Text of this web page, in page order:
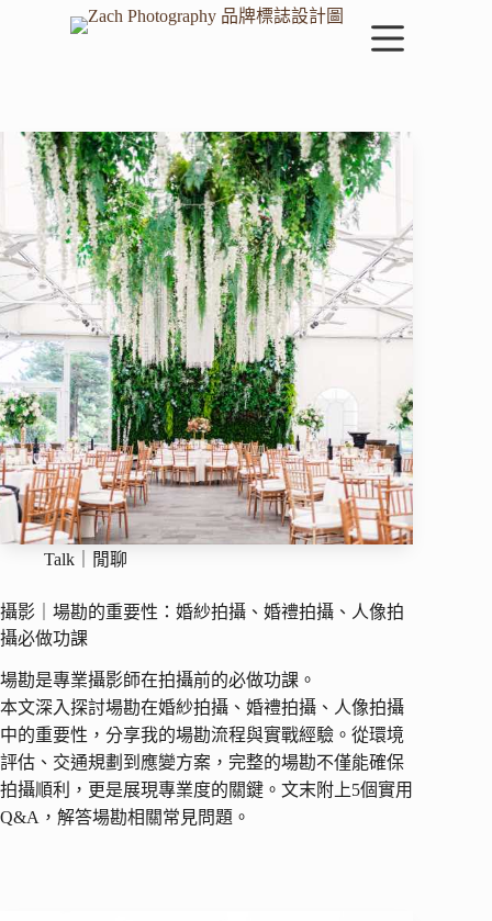
Talk｜閒聊
攝影｜場勘的重要性：婚紗拍攝、婚禮拍攝、人像拍
攝必做功課
場勘是專業攝影師在拍攝前的必做功課。
本文深入探討場勘在婚紗拍攝、婚禮拍攝、人像拍攝
中的重要性，分享我的場勘流程與實戰經驗。從環境
評估、交通規劃到應變方案，完整的場勘不僅能確保
拍攝順利，更是展現專業度的關鍵。文末附上5個實用
Q&A，解答場勘相關常見問題。